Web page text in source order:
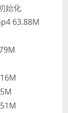
始化
63.88M